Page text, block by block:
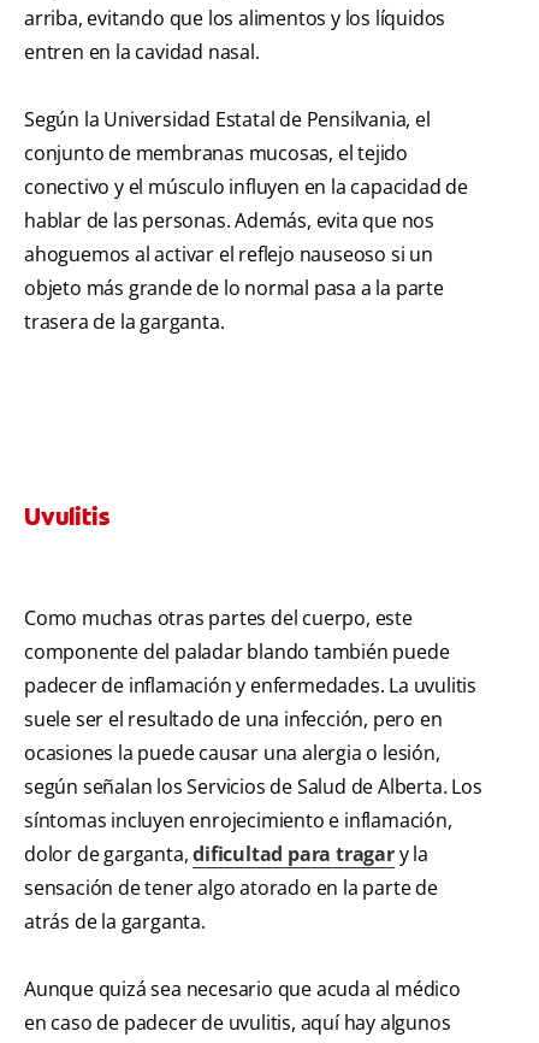
arriba, evitando que los alimentos y los líquidos
entren en la cavidad nasal.
Según la Universidad Estatal de Pensilvania, el
conjunto de membranas mucosas, el tejido
conectivo y el músculo influyen en la capacidad de
hablar de las personas. Además, evita que nos
ahoguemos al activar el reflejo nauseoso si un
objeto más grande de lo normal pasa a la parte
trasera de la garganta.
Uvulitis
Como muchas otras partes del cuerpo, este
componente del paladar blando también puede
padecer de inflamación y enfermedades. La uvulitis
suele ser el resultado de una infección, pero en
ocasiones la puede causar una alergia o lesión,
según señalan los Servicios de Salud de Alberta. Los
síntomas incluyen enrojecimiento e inflamación,
dolor de garganta,dificultad para tragary la
sensación de tener algo atorado en la parte de
atrás de la garganta.
Aunque quizá sea necesario que acuda al médico
en caso de padecer de uvulitis, aquí hay algunos